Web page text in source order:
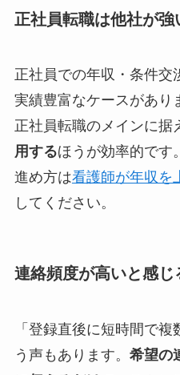
正社員転職は他社が強
正社員での年収・条件交
実績豊富なケースがあり
正社員転職のメインに据
用するほうが効率的です
進め方は看護師が年収を
してください。
連絡頻度が高いと感じ
「登録直後に短時間で
う声もあります。 希望の